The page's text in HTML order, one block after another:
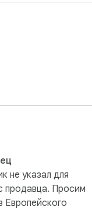
to INSTAGRAM,
не указал для
продавца. Просим
Европейского